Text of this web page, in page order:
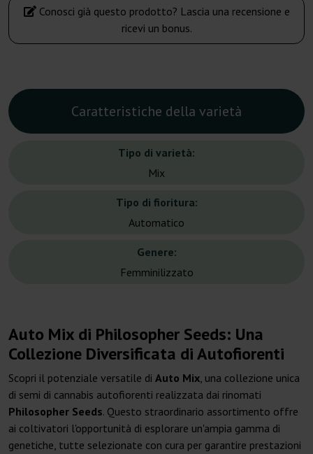
Conosci già questo prodotto? Lascia una recensione e
ricevi un bonus.
Caratteristiche della varietà
Tipo di varietà:
Mix
Tipo di fioritura:
Automatico
Genere:
Femminilizzato
Auto Mix di Philosopher Seeds: Una
Collezione Diversificata di Autofiorenti
Scopri il potenziale versatile di Auto Mix, una collezione unica
di semi di cannabis autofiorenti realizzata dai rinomati
Philosopher Seeds. Questo straordinario assortimento offre
ai coltivatori l'opportunità di esplorare un'ampia gamma di
genetiche, tutte selezionate con cura per garantire prestazioni